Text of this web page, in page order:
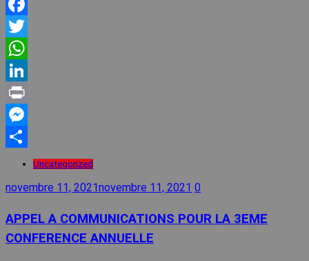
Facebook
Twitter
WhatsApp
LinkedIn
Print
Messenger
PartagerUncategorized
novembre 11, 2021novembre 11, 2021 0
APPEL A COMMUNICATIONS POUR LA 3EME
CONFERENCE ANNUELLE